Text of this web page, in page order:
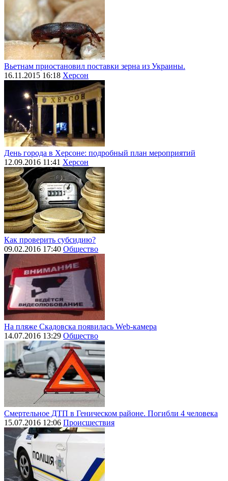
Вьетнам приостановил поставки зерна из Украины.
16.11.2015 16:18 Херсон
День города в Херсоне: подробный план мероприятий
12.09.2016 11:41 Херсон
Как проверить субсидию?
09.02.2016 17:40 Общество
На пляже Скадовска появилась Web-камера
14.07.2016 13:29 Общество
Смертельное ДТП в Геническом районе. Погибли 4 человека
15.07.2016 12:06 Происшествия